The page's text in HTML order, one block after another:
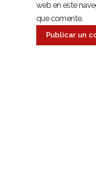
web en este
que comente.